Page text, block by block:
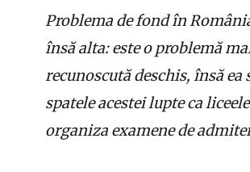
Problema de fond în
însă alta: este o problemă
recunoscută deschis, însă ea
spatele acestei lupte ca
organiza examene de